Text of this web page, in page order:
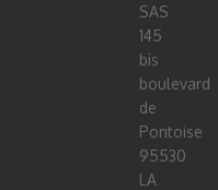
SAS
145
bis
boulevard
de
Pontoise
95530
LA